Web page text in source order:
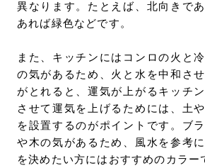
異なります。たとえば、北向きで
あれば緑色などです。
また、キッチンにはコンロの火と
の気があるため、火と水を中和さ
がとれると、運気が上がるキッチ
させて運気を上げるためには、土
を設置するのがポイントです。ブ
や木の気があるため、風水を参考
を決めたい方にはおすすめのカラー